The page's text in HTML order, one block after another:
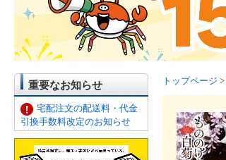
重要なお知らせ
宅配注文の配送料・代金
引換手数料改定のお知らせ
トップページ >